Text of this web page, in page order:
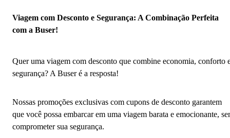
Viagem com Desconto e Segurança: A Combinação Perfeita
com a Buser!
Quer uma viagem com desconto que combine economia, conforto
segurança? A Buser é a resposta!
Nossas promoções exclusivas com cupons de desconto garantem
que você possa embarcar em uma viagem barata e emocionante,
comprometer sua segurança.